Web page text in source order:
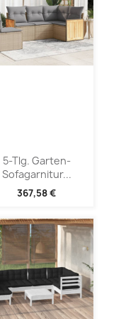
5-Tlg. Garten-
Sofagarnitur...
367,58 €